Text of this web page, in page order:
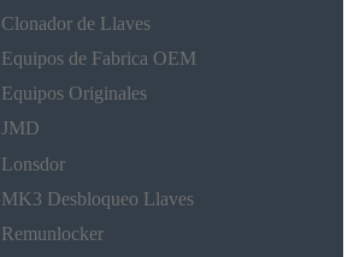
Clonador de Llaves
Equipos de Fabrica OEM
Equipos Originales
JMD
Lonsdor
MK3 Desbloqueo Llaves
Remunlocker